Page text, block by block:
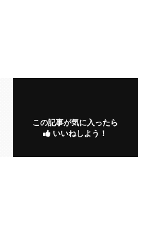
この記事が気に入ったら
いいねしよう！